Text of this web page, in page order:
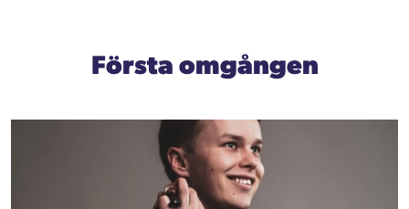
Första omgången